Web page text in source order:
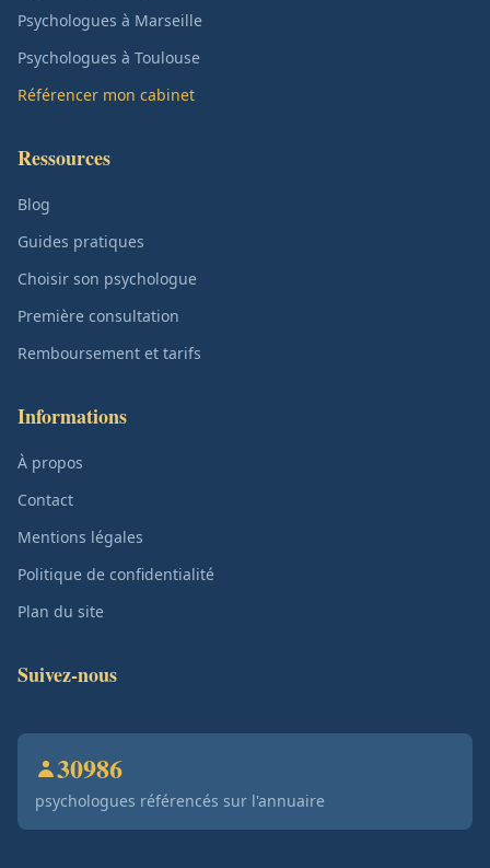
Psychologues à Marseille
Psychologues à Toulouse
Référencer mon cabinet
Ressources
Blog
Guides pratiques
Choisir son psychologue
Première consultation
Remboursement et tarifs
Informations
À propos
Contact
Mentions légales
Politique de confidentialité
Plan du site
Suivez-nous
30986
psychologues référencés sur l'annuaire